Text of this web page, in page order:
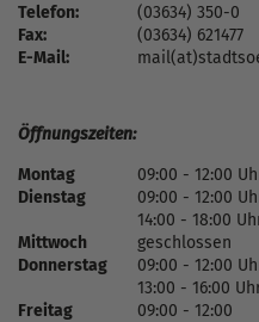
Telefon:
(03634) 350-0
Fax:
(03634) 621477
E-Mail:
Öffnungszeiten:
Montag
09:00 - 12:00
Dienstag
09:00 - 12:00
14:00 - 18:00
Mittwoch
geschlossen
Donnerstag
09:00 - 12:00
13:00 - 16:00
Freitag
09:00 - 12:00